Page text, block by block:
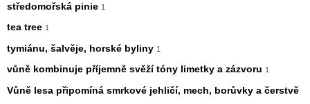
středomořská pinie 1
tea tree 1
tymiánu, šalvěje, horské byliny 1
vůně kombinuje příjemně svěží tóny limetky a zázvoru 1
Vůně lesa připomíná smrkové jehličí, mech, borůvky a čerstvě